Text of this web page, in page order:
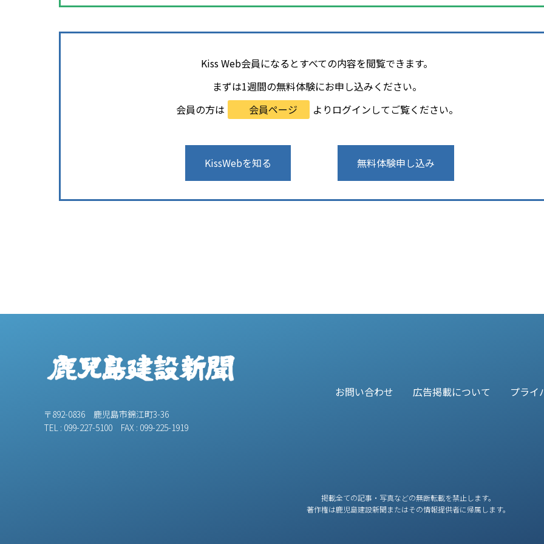
Kiss Web会員になるとすべての内容を閲覧できます。
まずは1週間の無料体験にお申し込みください。
会員の方は
会員ページ よりログインしてご覧ください。
KissWebを知る 無料体験申し込み
〒892-0836 鹿児島市錦江町3-36
TEL : 099-227-5100 FAX : 099-225-1919
お問い合わせ 広告掲載について プライ
掲載全ての記事・写真などの無断転載を禁止します。
著作権は鹿児島建設新聞またはその情報提供者に帰属します。